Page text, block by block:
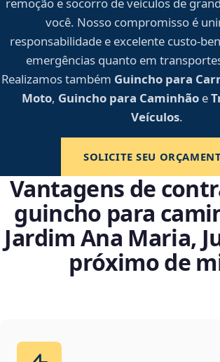
remoção e socorro de veículos de
você. Nosso compromisso é
responsabilidade e excelente custo-
emergências quanto em
Realizamos também Guincho para
Moto, Guincho para Caminhãoe
Veículos.
SOLICITE SEU
Vantagens de
guincho para
Jardim Ana Maria,
próximo de